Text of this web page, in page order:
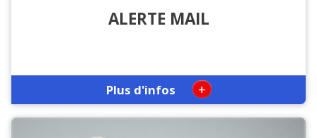
ALERTE MAIL
Plus d'infos +